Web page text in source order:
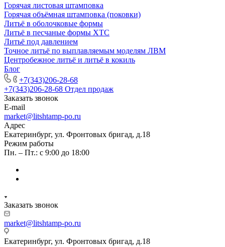
Горячая листовая штамповка
Горячая объёмная штамповка (поковки)
Литьё в оболочковые формы
Литьё в песчаные формы ХТС
Литьё под давлением
Точное литьё по выплавляемым моделям ЛВМ
Центробежное литьё и литьё в кокиль
Блог
+7(343)206-28-68
+7(343)206-28-68 Отдел продаж
Заказать звонок
E-mail
market@litshtamp-po.ru
Адрес
Екатеринбург, ул. Фронтовых бригад, д.18
Режим работы
Пн. – Пт.: с 9:00 до 18:00
Заказать звонок
market@litshtamp-po.ru
Екатеринбург, ул. Фронтовых бригад, д.18